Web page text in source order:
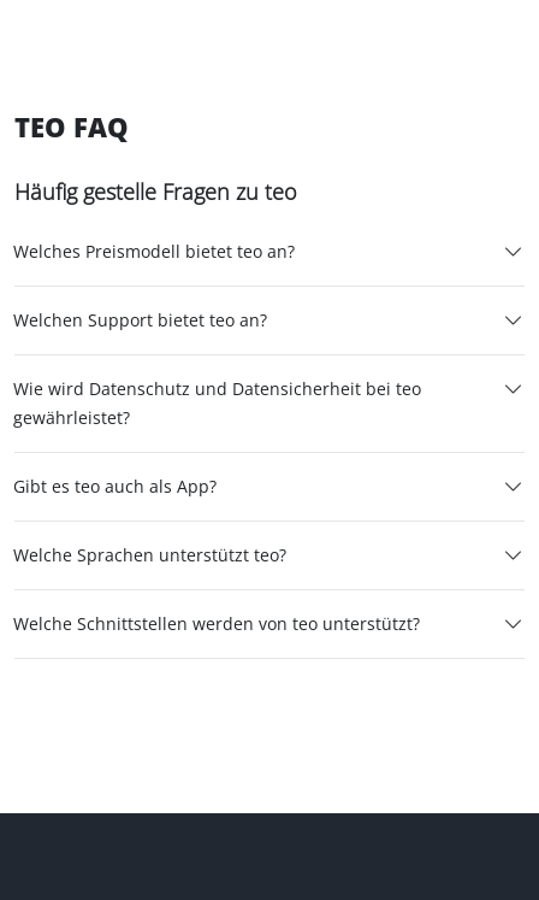
TEO FAQ
Häufig gestelle Fragen zu teo
Welches Preismodell bietet teo an?
Welchen Support bietet teo an?
Wie wird Datenschutz und Datensicherheit bei teo
gewährleistet?
Gibt es teo auch als App?
Welche Sprachen unterstützt teo?
Welche Schnittstellen werden von teo unterstützt?